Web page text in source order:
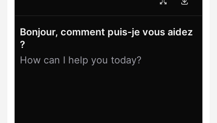
Bonjour, comment puis-je vous aidez
?
How can I help you today?